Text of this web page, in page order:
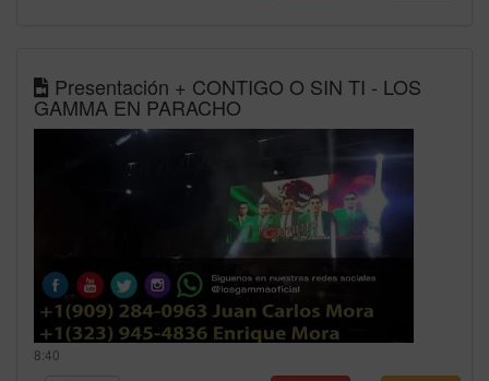
Presentación + CONTIGO O SIN TI - LOS
GAMMA EN PARACHO
8:40